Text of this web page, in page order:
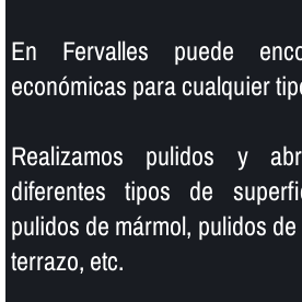
En Fervalles puede
económicas para cualquier
Realizamos pulidos y
diferentes tipos de
pulidos de mármol, pulidos
terrazo, etc.